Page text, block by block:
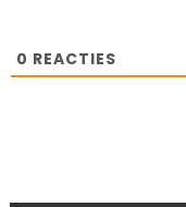
0 REACTIES